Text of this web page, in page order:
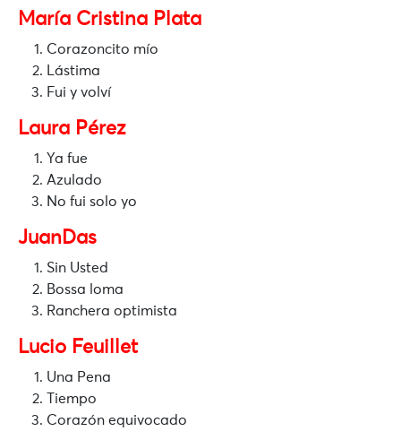
María Cristina Plata
Corazoncito mío
Lástima
Fui y volví
Laura Pérez
Ya fue
Azulado
No fui solo yo
JuanDas
Sin Usted
Bossa loma
Ranchera optimista
Lucio Feuillet
Una Pena
Tiempo
Corazón equivocado